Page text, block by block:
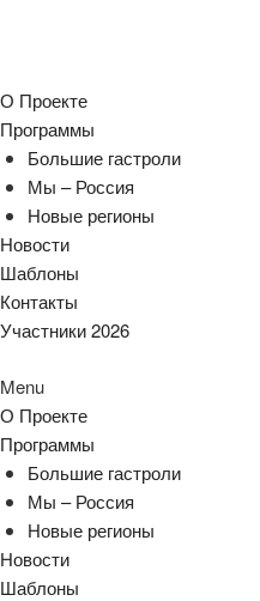
О Проекте
Программы
Большие гастроли
Мы – Россия
Новые регионы
Новости
Шаблоны
Контакты
Участники 2026
Menu
О Проекте
Программы
Большие гастроли
Мы – Россия
Новые регионы
Новости
Шаблоны